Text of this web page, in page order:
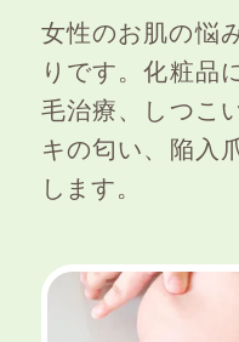
女性のお肌の悩
りです。化粧品
毛治療、しつこ
キの匂い、陥入
します。